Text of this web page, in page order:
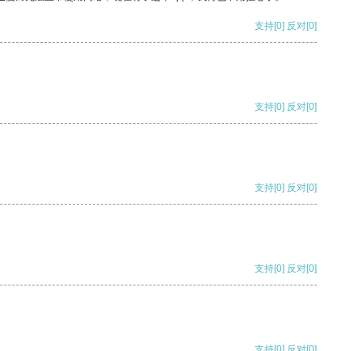
支持[0] 反对[0]
支持[0] 反对[0]
支持[0] 反对[0]
支持[0] 反对[0]